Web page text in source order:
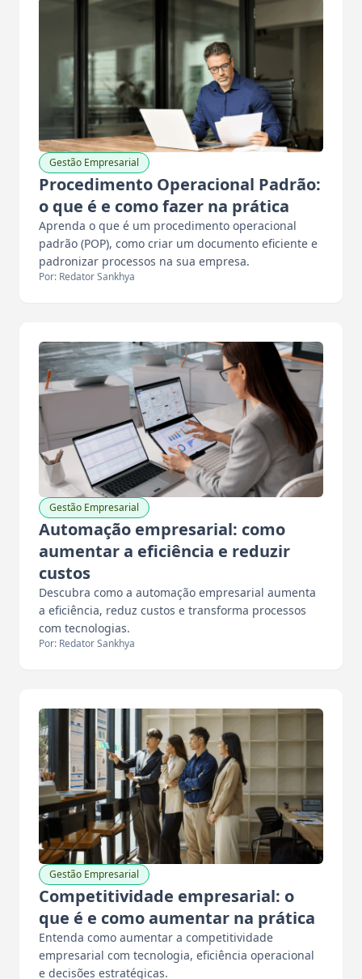
Gestão Empresarial
Procedimento Operacional Padrão:
o que é e como fazer na prática
Aprenda o que é um procedimento operacional
padrão (POP), como criar um documento eficiente e
padronizar processos na sua empresa.
Por: Redator Sankhya
Gestão Empresarial
Automação empresarial: como
aumentar a eficiência e reduzir
custos
Descubra como a automação empresarial aumenta
a eficiência, reduz custos e transforma processos
com tecnologias.
Por: Redator Sankhya
Gestão Empresarial
Competitividade empresarial: o
que é e como aumentar na prática
Entenda como aumentar a competitividade
empresarial com tecnologia, eficiência operacional
e decisões estratégicas.